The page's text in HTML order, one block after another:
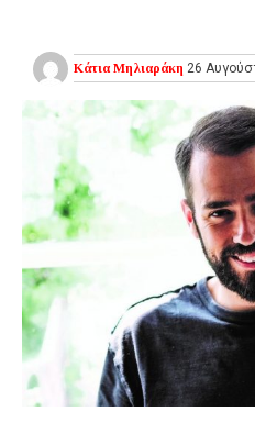
Κάτια Μηλιαράκη 26